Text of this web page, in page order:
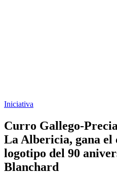
Iniciativa
Curro Gallego-
La Albericia, gana el
logotipo del 90
Blanchard